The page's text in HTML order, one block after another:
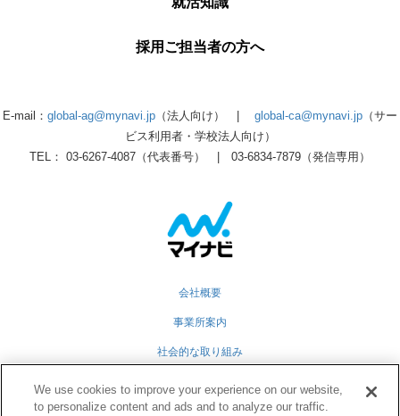
採用ご担当者の方へ
E-mail： global-ag@mynavi.jp （法人向け） | global-ca@mynavi.jp （サー
ビス利用者・学校法人向け）
TEL： 03-6267-4087（代表番号） | 03-6834-7879（発信専用）
会社概要
事業所案内
社会的な取り組み
グループ会社
We use cookies to improve your experience on our website,
to personalize content and ads and to analyze our traffic.